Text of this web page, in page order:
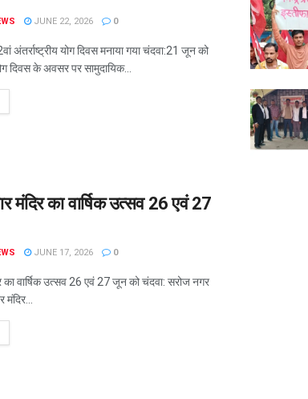
JUNE 22, 2026 0
अंतर्राष्ट्रीय योग दिवस मनाया गया चंदवा:21 जून को
दिवस के अवसर पर सामुदायिक...
मंदिर का वार्षिक उत्सव 26 एवं 27
JUNE 17, 2026 0
का वार्षिक उत्सव 26 एवं 27 जून को चंदवा: सरोज नगर